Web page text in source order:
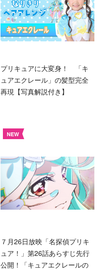
プリキュアに大変身！ 「キ
ュアエクレール」の髪型完全
再現【写真解説付き】
NEW
７月26日放映「名探偵プリキ
ュア！」第26話あらすじ先行
公開！「キュアエクレールの